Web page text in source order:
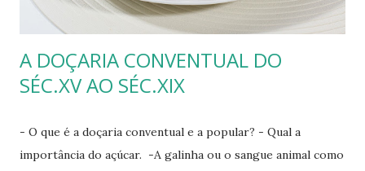
A DOÇARIA CONVENTUAL DO
SÉC.XV AO SÉC.XIX
- O que é a doçaria conventual e a popular? - Qual a
importância do açúcar. -A galinha ou o sangue animal como